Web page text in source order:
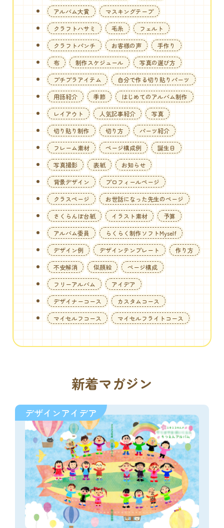
アルバム大賞
マスキングテープ
クラフトハサミ
毛糸
フェルト
クラフトパンチ
お客様の声
手作り
布
制作スケジュール
写真の選び方
プチプラアイテム
自分で作る切り貼りパーツ
用語紹介
季節
はじめてのアルバム制作
レイアウト
人気記事紹介
写真
切り貼り制作
切り方
パーツ紹介
フレーム素材
ページ構成例
誕生日
写真撮影
表紙
お知らせ
背景デザイン
プロフィールページ
クラスページ
お世話になった先生のページ
さくらんぼ台紙
イラスト素材
予算
アルバム委員
らくらく制作ソフトMyself
デザイン例
デザインテンプレート
作り方
不安解消
似顔絵
ページ構成
フリーアルバム
アイデア
デザイナーコース
カスタムコース
マイセルフコース
マイセルフライトコース
新着マガジン
デザインアイデア